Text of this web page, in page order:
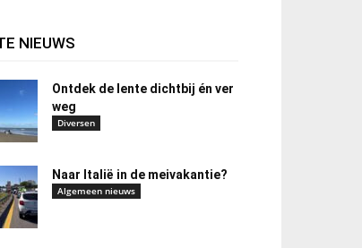
NIEUWS
Ontdek de lente dichtbij én ver
weg
Diversen
Naar Italië in de meivakantie?
Algemeen nieuws